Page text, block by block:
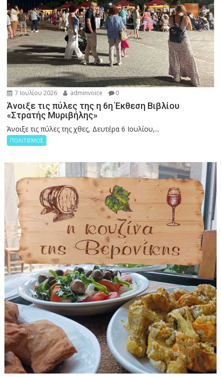
7 Ιουλίου 2026 adminvoice 0
Άνοιξε τις πύλες της η 6η Έκθεση Βιβλίου
«Στρατής Μυριβήλης»
Άνοιξε τις πύλες της χθες, Δευτέρα 6 Ιουλίου,...
ΠΟΛΙΤΙΣΜΟΣ